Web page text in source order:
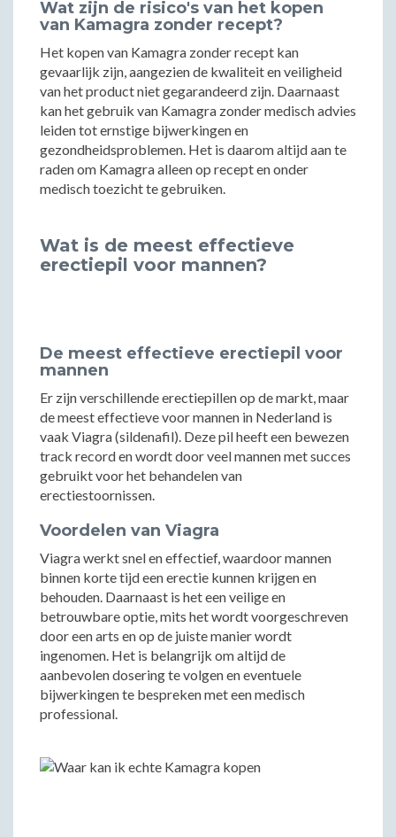
Wat zijn de risico's van het kopen
van Kamagra zonder recept?
Het kopen van Kamagra zonder recept kan
gevaarlijk zijn, aangezien de kwaliteit en veiligheid
van het product niet gegarandeerd zijn. Daarnaast
kan het gebruik van Kamagra zonder medisch advies
leiden tot ernstige bijwerkingen en
gezondheidsproblemen. Het is daarom altijd aan te
raden om Kamagra alleen op recept en onder
medisch toezicht te gebruiken.
Wat is de meest effectieve
erectiepil voor mannen?
De meest effectieve erectiepil voor
mannen
Er zijn verschillende erectiepillen op de markt, maar
de meest effectieve voor mannen in Nederland is
vaak Viagra (sildenafil). Deze pil heeft een bewezen
track record en wordt door veel mannen met succes
gebruikt voor het behandelen van
erectiestoornissen.
Voordelen van Viagra
Viagra werkt snel en effectief, waardoor mannen
binnen korte tijd een erectie kunnen krijgen en
behouden. Daarnaast is het een veilige en
betrouwbare optie, mits het wordt voorgeschreven
door een arts en op de juiste manier wordt
ingenomen. Het is belangrijk om altijd de
aanbevolen dosering te volgen en eventuele
bijwerkingen te bespreken met een medisch
professional.